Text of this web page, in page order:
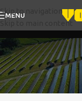
Skip to navigation
Skip to main content
MENU
Inicio Clocks